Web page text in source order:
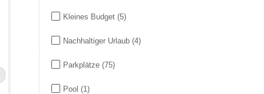
Kleines Budget (5)
Nachhaltiger Urlaub (4)
Parkplätze (75)
Pool (1)